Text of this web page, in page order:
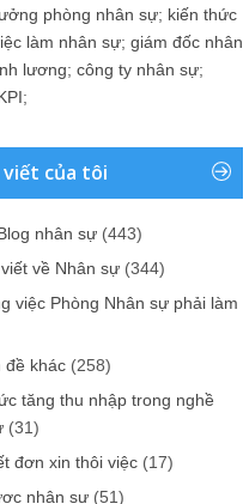
phòng nhân sự; kiến thức
làm nhân sự; giám đốc nhân
lương; công ty nhân sự;
;
viết của tôi
nhân sự (443)
về Nhân sự (344)
việc Phòng Nhân sự phải làm
đề khác (258)
tăng thu nhập trong nghề
(31)
đơn xin thôi việc (17)
nhân sự (51)